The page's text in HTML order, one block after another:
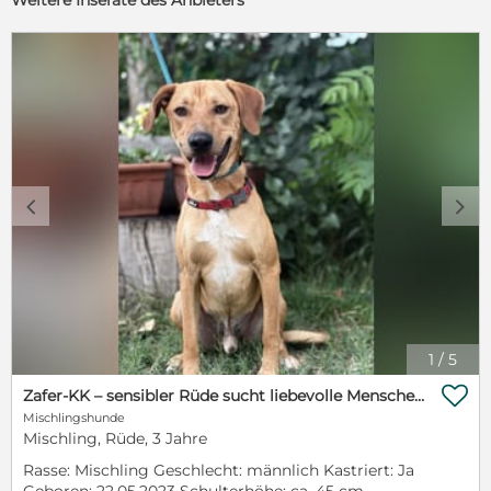
1 / 5
c d
Zafer-KK – sensibler Rüde sucht liebevolle Menschen mit Erfahrung
Mischlingshunde
Mischling, Rüde, 3 Jahre
Rasse: Mischling Geschlecht: männlich Kastriert: Ja
